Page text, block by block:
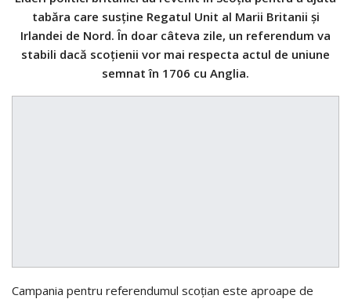
tabăra care susţine Regatul Unit al Marii Britanii şi
Irlandei de Nord. În doar câteva zile, un referendum va
stabili dacă scoţienii vor mai respecta actul de uniune
semnat în 1706 cu Anglia.
Campania pentru referendumul scoţian este aproape de